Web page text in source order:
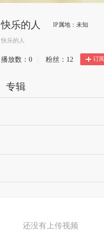
快乐的人 IP属地：未知
快乐的人
播放数： 0 粉丝： 12 订
专辑
还没有上传视频